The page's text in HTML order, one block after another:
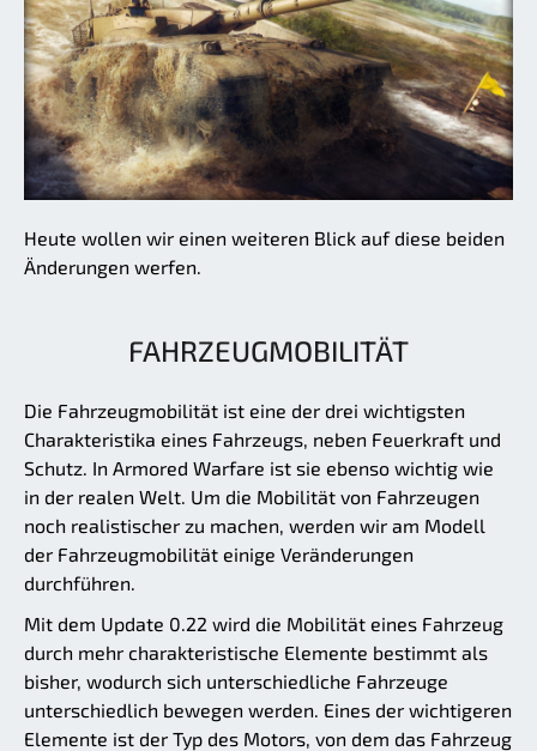
Heute wollen wir einen weiteren Blick auf diese beiden
Änderungen werfen.
FAHRZEUGMOBILITÄT
Die Fahrzeugmobilität ist eine der drei wichtigsten
Charakteristika eines Fahrzeugs, neben Feuerkraft und
Schutz. In Armored Warfare ist sie ebenso wichtig wie
in der realen Welt. Um die Mobilität von Fahrzeugen
noch realistischer zu machen, werden wir am Modell
der Fahrzeugmobilität einige Veränderungen
durchführen.
Mit dem Update 0.22 wird die Mobilität eines Fahrzeug
durch mehr charakteristische Elemente bestimmt als
bisher, wodurch sich unterschiedliche Fahrzeuge
unterschiedlich bewegen werden. Eines der wichtigeren
Elemente ist der Typ des Motors, von dem das Fahrzeug